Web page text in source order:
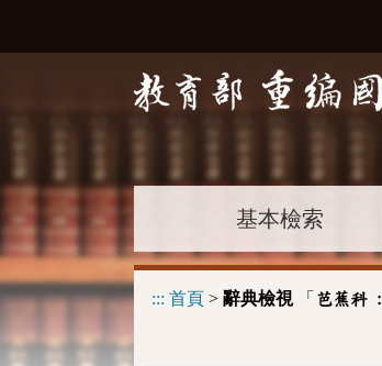
基本檢索
::: 首頁 > 辭典檢視「 芭蕉科 :